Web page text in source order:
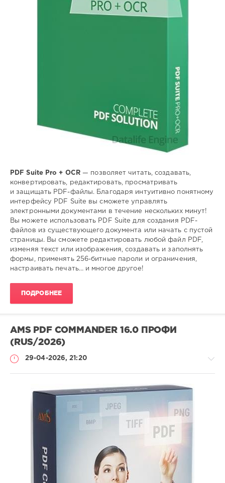
PDF Suite Pro + OCR— позволяет читать, создавать,
конвертировать, редактировать, просматривать
и защищать PDF-файлы. Благодаря интуитивно понятному
интерфейсу PDF Suite вы сможете управлять
электронными документами в течение нескольких минут!
Вы можете использовать PDF Suite для создания PDF-
файлов из существующего документа или начать с пустой
страницы. Вы сможете редактировать любой файл PDF,
изменяя текст или изображения, создавать и заполнять
формы, применять 256-битные пароли и ограничения,
настраивать печать… и многое другое!
ПОДРОБНЕЕ
AMS PDF COMMANDER 16.0 ПРОФИ
(RUS/2026)
29-04-2026, 21:20
Софт
редактор
создание